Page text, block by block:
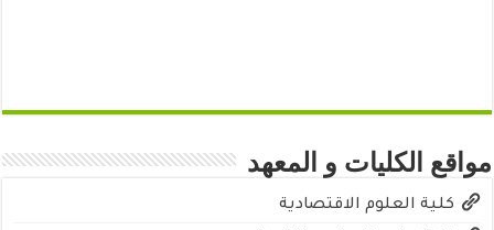
مواقع الكليات و المعهد
كلية العلوم الاقتصادية